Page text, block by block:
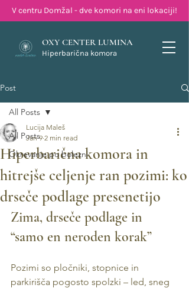
V centru Domžal - dve komori na eni lokaciji!
OXY CENTER LUMINA
Hiperbarična komora
Post
All Posts
Okrevanje po bolezni
All Posts
Hiperbarična komora in
hitrejše celjenje ran pozimi: ko
drseče podlage presenetijo
Lucija Maleš
Jan 9 2 min read
Zima, drseče podlage in
“samo en neroden korak”
Pozimi so pločniki, stopnice in
parkirišča pogosto spolzki – led, sneg